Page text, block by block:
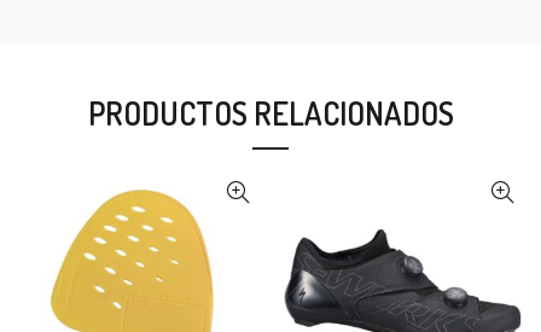
PRODUCTOS RELACIONADOS